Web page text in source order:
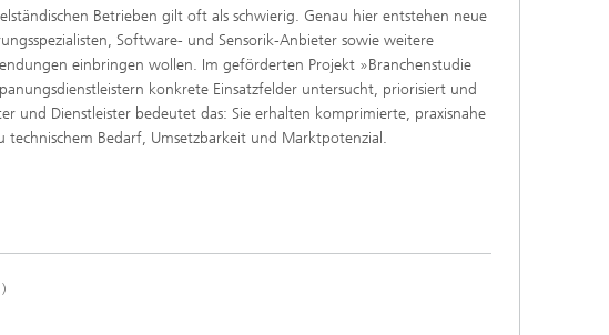
Betrieben gilt oft als schwierig. Genau hier entstehen neue
Software- und Sensorik-Anbieter sowie weitere
einbringen wollen. Im geförderten Projekt »Branchenstudie
konkrete Einsatzfelder untersucht, priorisiert und
und Dienstleister bedeutet das: Sie erhalten komprimierte, praxisnahe
Bedarf, Umsetzbarkeit und Marktpotenzial.